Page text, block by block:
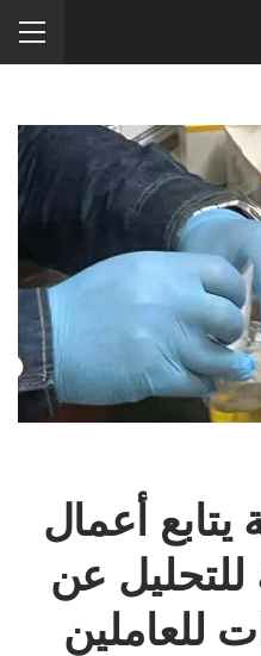
يتابع أعمال
للتحليل عن
للعاملين